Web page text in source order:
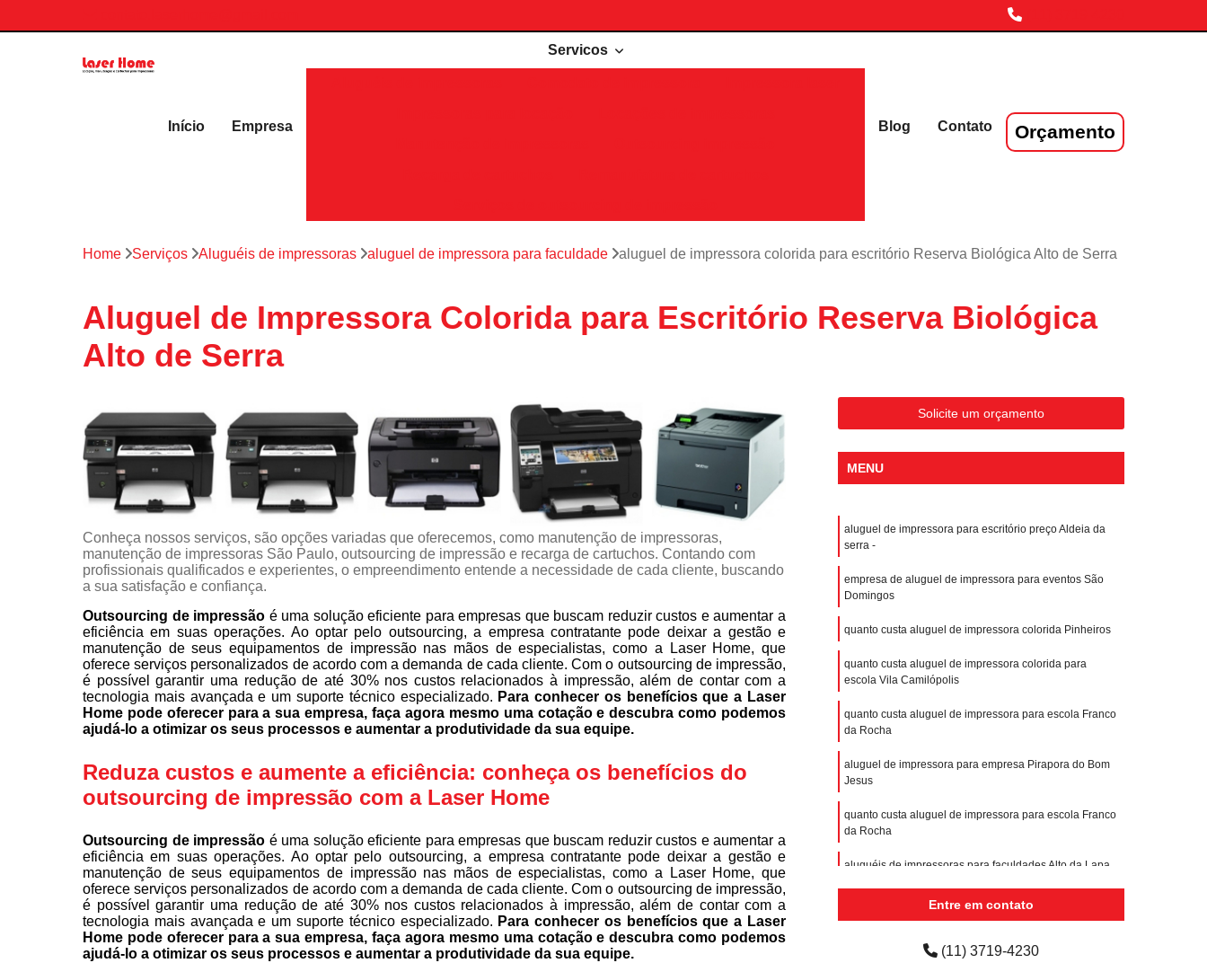
Início Empresa
Servicos
Blog Contato Orçamento
Home Serviços Aluguéis de impressoras aluguel de impressora para faculdade aluguel de impressora colorida para escritório Reserva Biológica Alto de Serra
Aluguel de Impressora Colorida para Escritório Reserva Biológica
Alto de Serra
Conheça nossos serviços, são opções variadas que oferecemos, como manutenção de impressoras,
manutenção de impressoras São Paulo, outsourcing de impressão e recarga de cartuchos. Contando com
profissionais qualificados e experientes, o empreendimento entende a necessidade de cada cliente, buscando
a sua satisfação e confiança.
Outsourcing de impressão é uma solução eficiente para empresas que buscam reduzir custos e aumentar a
eficiência em suas operações. Ao optar pelo outsourcing, a empresa contratante pode deixar a gestão e
manutenção de seus equipamentos de impressão nas mãos de especialistas, como a Laser Home, que
oferece serviços personalizados de acordo com a demanda de cada cliente. Com o outsourcing de impressão,
é possível garantir uma redução de até 30% nos custos relacionados à impressão, além de contar com a
tecnologia mais avançada e um suporte técnico especializado. Para conhecer os benefícios que a Laser
Home pode oferecer para a sua empresa, faça agora mesmo uma cotação e descubra como podemos
ajudá-lo a otimizar os seus processos e aumentar a produtividade da sua equipe.
Reduza custos e aumente a eficiência: conheça os benefícios do
outsourcing de impressão com a Laser Home
Outsourcing de impressão é uma solução eficiente para empresas que buscam reduzir custos e aumentar a
eficiência em suas operações. Ao optar pelo outsourcing, a empresa contratante pode deixar a gestão e
manutenção de seus equipamentos de impressão nas mãos de especialistas, como a Laser Home, que
oferece serviços personalizados de acordo com a demanda de cada cliente. Com o outsourcing de impressão,
é possível garantir uma redução de até 30% nos custos relacionados à impressão, além de contar com a
tecnologia mais avançada e um suporte técnico especializado. Para conhecer os benefícios que a Laser
Home pode oferecer para a sua empresa, faça agora mesmo uma cotação e descubra como podemos
ajudá-lo a otimizar os seus processos e aumentar a produtividade da sua equipe.
Solicite um orçamento
MENU
aluguel de impressora para escritório preço Aldeia da
serra -
empresa de aluguel de impressora para eventos São
Domingos
quanto custa aluguel de impressora colorida Pinheiros
quanto custa aluguel de impressora colorida para
escola Vila Camilópolis
quanto custa aluguel de impressora para escola Franco
da Rocha
aluguel de impressora para empresa Pirapora do Bom
Jesus
quanto custa aluguel de impressora para escola Franco
da Rocha
aluguéis de impressoras para faculdades Alto da Lapa
empresa de aluguel de impressora colorida para escola
aluguéis de impressoras Vila Romana
Entre em contato
(11) 3719-4230